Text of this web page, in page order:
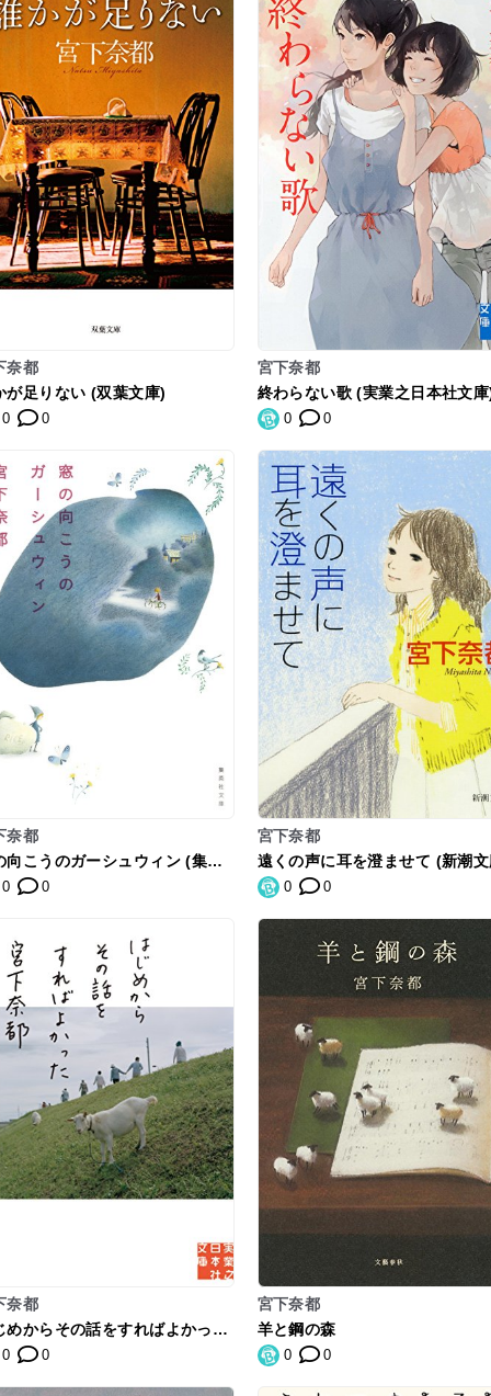
奈都
が足りない (双葉文庫)
0 0
宮下奈都
終わらない歌 (実業之日本社文
0 0
奈都
向こうのガーシュウィン (集英
庫)
0 0
宮下奈都
遠くの声に耳を澄ませて (新潮
0 0
奈都
めからその話をすればよかった
之日本社文庫)
0 0
宮下奈都
羊と鋼の森
0 0